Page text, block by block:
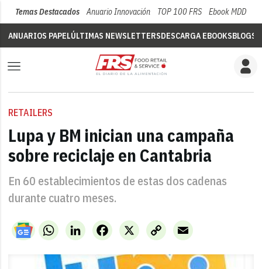
Temas Destacados Anuario Innovación TOP 100 FRS Ebook MDD
ANUARIOS PAPELÚLTIMAS NEWSLETTERSDESCARGA EBOOKSBLOGS
RETAILERS
Lupa y BM inician una campaña
sobre reciclaje en Cantabria
En 60 establecimientos de estas dos cadenas
durante cuatro meses.
WhatsAppLinkedIn X
Facebook
Copy
Link
Email